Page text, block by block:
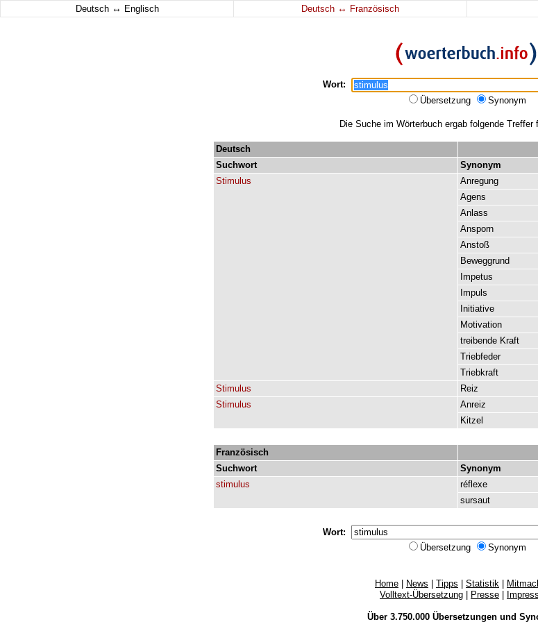
Deutsch ↔ Englisch Deutsch ↔ Französisch
Wort:
Übersetzung
Synonym
Die Suche im Wörterbuch ergab folgende Treffer
Deutsch
Suchwort
Synonym
Stimulus
Anregung
Agens
Anlass
Ansporn
Anstoß
Beweggrund
Impetus
Impuls
Initiative
Motivation
treibende Kraft
Triebfeder
Triebkraft
Stimulus
Reiz
Stimulus
Anreiz
Kitzel
Französisch
Suchwort
Synonym
stimulus
réflexe
sursaut
Wort:
Übersetzung
Synonym
Home News Tipps Statistik
Volltext-Übersetzung
Presse
Über 3.750.000 Übersetzungenund